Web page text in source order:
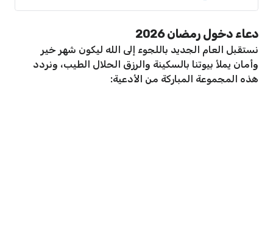
دعاء دخول رمضان 2026
نستقبل العام الجديد باللجوء إلى الله ليكون شهر خير
وأمان يملأ بيوتنا بالسكينة والرزق الحلال الطيب، ونردد
هذه المجموعة المباركة من الأدعية: